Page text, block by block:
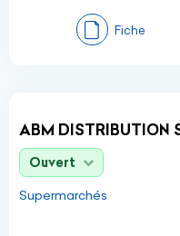
Fiche
ABM DISTRIBUTION
Ouvert
Supermarchés